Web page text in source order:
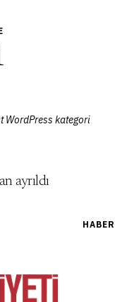
WordPress kategori
ayrıldı
HABER